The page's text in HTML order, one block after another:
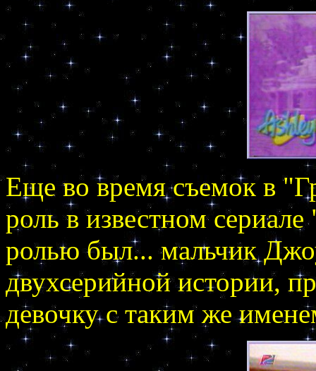
Еще во время съемок в
роль в известном
ролью был... мальчик
двухсерийной истории,
девочку с таким же